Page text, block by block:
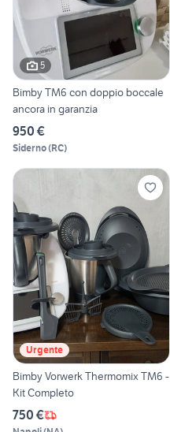
5
Bimby TM6 con doppio boccale
ancora in garanzia
950 €
Siderno(RC)
Urgente
Bimby Vorwerk Thermomix TM6 -
Kit Completo
750 €